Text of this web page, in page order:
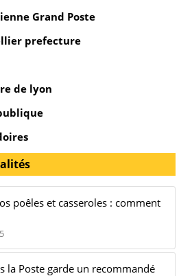
Grand Poste
prefecture
de lyon
poêles et casseroles : comment
la Poste garde un recommandé